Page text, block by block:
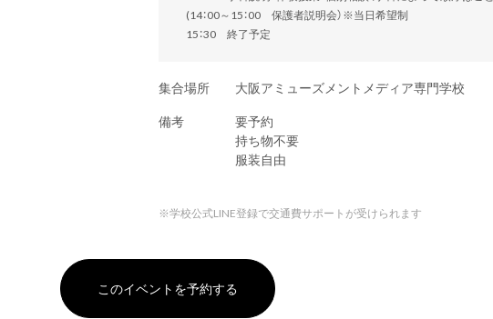
(14：00～15：00 保護者説明会）※当日希望制
15：30 終了予定
集合場所
大阪アミューズメントメディア専門学校
備考
要予約
持ち物不要
服装自由
※学校公式LINE登録で交通費サポートが受けられます
このイベントを予約する